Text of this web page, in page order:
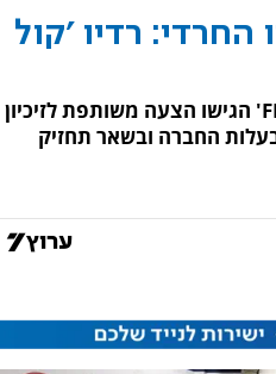
החרדי: רדיו 'קול
רדיו 'קול חי' וקבוצת 'חרדים FM' הגישו הצעה משותפת לזיכיון
קול חי יחזיקו ב-80% מבעלות החברה ובשאר תחזיק